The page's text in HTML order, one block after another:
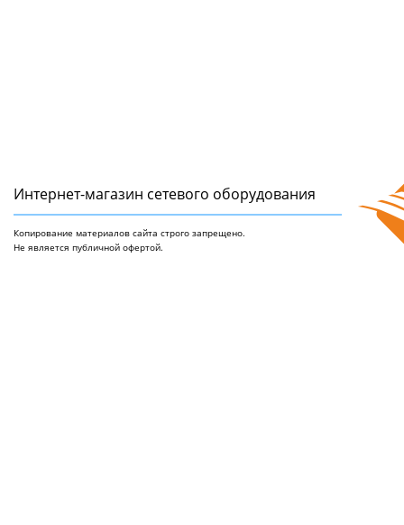
Интернет-магазин сетeвого оборудования
Копирование материалов сайта строго запрещено.
Не является публичной офертой.